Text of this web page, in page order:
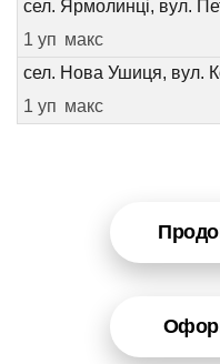
сел. Ярмолинці, вул.
1 уп макс
сел. Нова Ушиця, вул.
1 уп макс